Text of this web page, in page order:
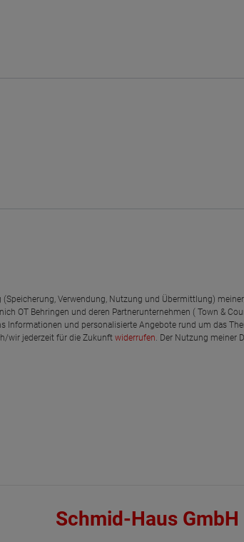
Verwendung, Nutzung und Übermittlung)
OT Behringen und deren Partnerunternehmen ( Town &
und personalisierte Angebote rund um das
wir jederzeit für die Zukunft widerrufen. Der Nutzung meiner
Schmid-Haus GmbH